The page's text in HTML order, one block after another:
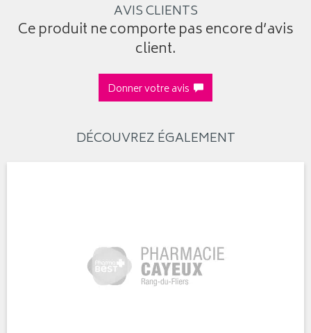
AVIS CLIENTS
Ce produit ne comporte pas encore d’avis
client.
Donner votre avis
DÉCOUVREZ ÉGALEMENT